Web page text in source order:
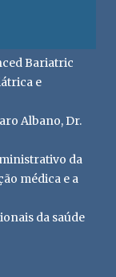
Bariatric
e
Albano, Dr.
da
médica e a
da saúde